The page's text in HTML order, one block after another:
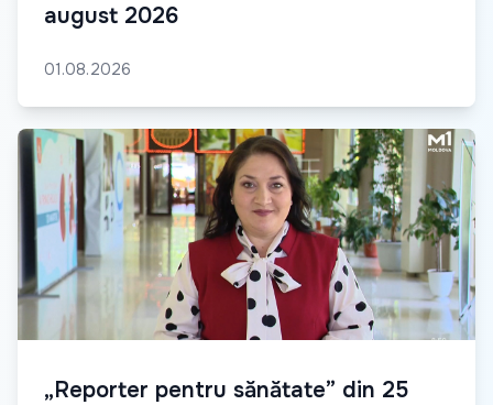
august 2026
01.08.2026
„Reporter pentru sănătate” din 25